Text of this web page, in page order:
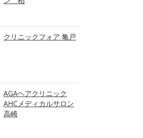
クリニックフォア 亀戸
AGAヘアクリニック
AHCメディカルサロン
高崎